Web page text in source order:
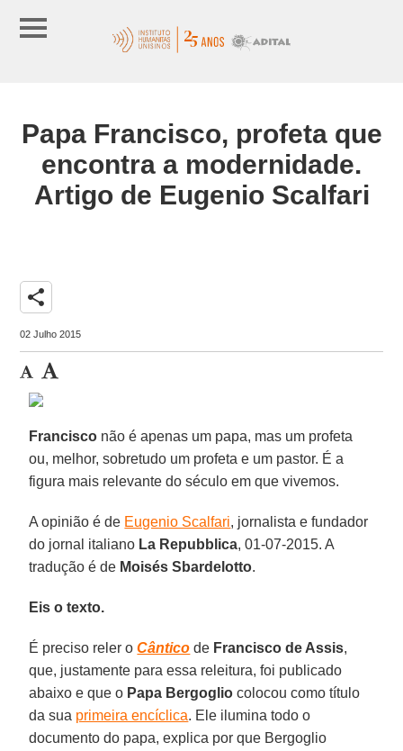
Papa Francisco, profeta que
encontra a modernidade.
Artigo de Eugenio Scalfari
share
02 Julho 2015
Francisco não é apenas um papa, mas um profeta
ou, melhor, sobretudo um profeta e um pastor. É a
figura mais relevante do século em que vivemos.
A opinião é de Eugenio Scalfari, jornalista e fundador
do jornal italiano La Repubblica, 01-07-2015. A
tradução é de Moisés Sbardelotto.
Eis o texto.
É preciso reler oCântico de Francisco de Assis,
que, justamente para essa releitura, foi publicado
abaixo e que o Papa Bergoglio colocou como título
da sua primeira encíclica. Ele ilumina todo o
documento do papa, explica por que Bergoglio